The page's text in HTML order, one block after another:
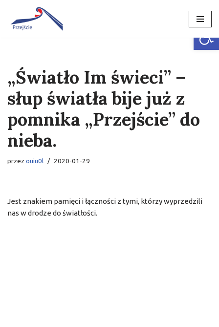
Przejdź
„Światło Im świeci” –
słup światła bije już z
pomnika „Przejście” do
nieba.
przez ouiu0l 2020-01-29
Jest znakiem pamięci i łączności z tymi, którzy wyprzedzili
nas w drodze do światłości.